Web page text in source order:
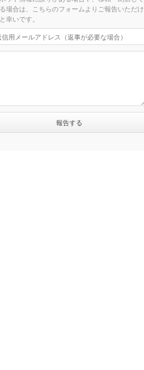
場合は、こちらのフォームよりご報告いただけ
幸いです。